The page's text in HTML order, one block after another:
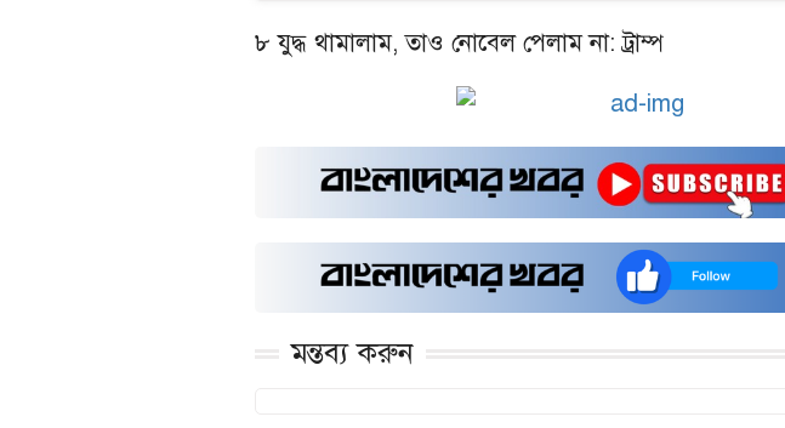
৮ যুদ্ধ থামালাম, তাও নোবেল পেলাম না: ট্রাম্প
মন্তব্য করুন